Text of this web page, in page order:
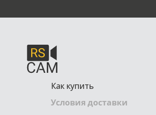
Как купить
Условия доставки